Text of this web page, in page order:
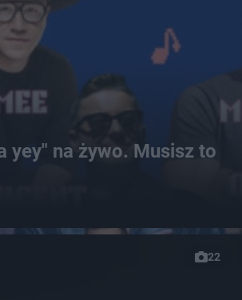
yey" na żywo. Musisz to
22